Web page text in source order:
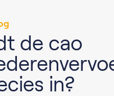
de cao
in?